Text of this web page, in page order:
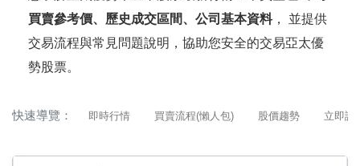
買賣參考價、歷史成交區間、公司基本資料， 並提供
交易流程與常見問題說明，協助您安全的交易亞太優
勢股票。
快速導覽： 即時行情 買賣流程(懶人包) 股價趨勢 立即詢